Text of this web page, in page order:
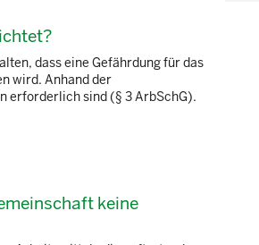
dass eine Gefährdung für das
wird. Anhand der
erforderlich sind (§ 3 ArbSchG).
keine